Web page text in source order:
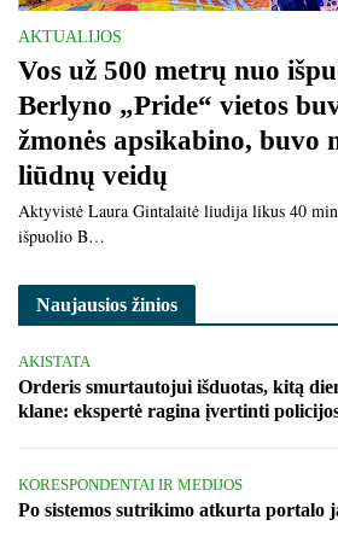
AKTUALIJOS
Vos už 500 metrų nuo
Berlyno „Pride“ vietos
žmonės apsikabino, buvo
liūdnų veidų
Aktyvistė Laura Gintalaitė liudija likus 40
išpuolio B…
Naujausios žinios
AKISTATA
Orderis smurtautojui išduotas, kitą
klane: ekspertė ragina įvertinti
KORESPONDENTAI IR MEDIJOS
Po sistemos sutrikimo atkurta portalo